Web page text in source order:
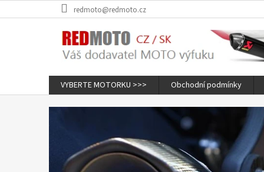
na
redmoto@redmoto.cz
VYBERTE MOTORKU >>> Obchodní podmínky